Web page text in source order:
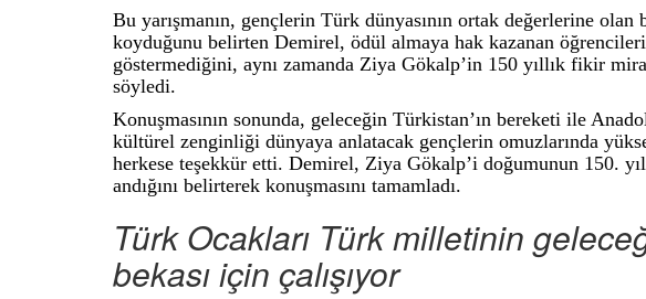
Bu yarışmanın, gençlerin Türk dünyasının ortak değerlerine olan
koyduğunu belirten Demirel, ödül almaya hak kazanan
göstermediğini, aynı zamanda Ziya Gökalp’in 150 yıllık fikir
söyledi.
Konuşmasının sonunda, geleceğin Türkistan’ın bereketi ile
kültürel zenginliği dünyaya anlatacak gençlerin omuzlarında
herkese teşekkür etti. Demirel, Ziya Gökalp’i doğumunun 150.
andığını belirterek konuşmasını tamamladı.
Türk Ocakları Türk milletinin
bekası için çalışıyor